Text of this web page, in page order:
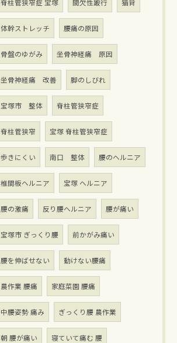
脊柱管狭窄症 宝塚 間欠性跛行 猫背
体幹ストレッチ 腰痛の原因
骨盤のゆがみ 坐骨神経痛 原因
坐骨神経痛 改善 脚のしびれ
宝塚市 整体 脊柱管狭窄症
脊柱菅狭窄 宝塚 脊柱管狭窄症
歩きにくい 南口 整体 腰のヘルニア
椎間板ヘルニア 宝塚 ヘルニア
腰の激痛 反り腰ヘルニア 腰が痛い
宝塚市 ぎっくり腰 前かがみ痛い
腰を伸ばせない 動けない腰痛
農作業 腰痛 家庭菜園 腰痛
中腰姿勢 痛み ぎっくり腰 農作業
朝 腰が痛い 寝ていて痛む 腰